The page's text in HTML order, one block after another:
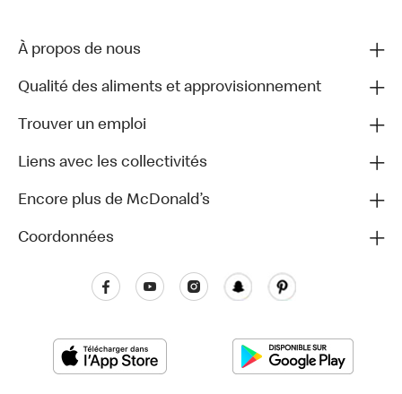
À propos de nous
Qualité des aliments et approvisionnement
Trouver un emploi
Liens avec les collectivités
Encore plus de McDonald’s
Coordonnées